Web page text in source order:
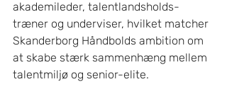
akademileder, talentlandsholds-
træner og underviser, hvilket matcher
Skanderborg Håndbolds ambition om
at skabe stærk sammenhæng mellem
talentmiljø og senior-elite.